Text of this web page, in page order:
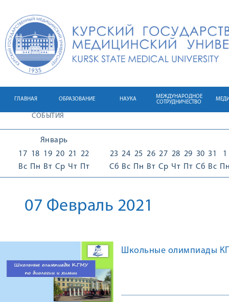
ГЛАВНАЯ ОБРАЗОВАНИЕ НАУКА
МЕЖДУНАРОДНОЕ
СОТРУДНИЧЕСТВО
СОБЫТИЯ
Январь
17
Вс
18
Пн
19
Вт
20
Ср
21
Чт
22
Пт
23
Сб
24
Вс
25
Пн
26
Вт
27
Ср
28
Чт
29
Пт
30
Сб
31
Вс
1
07 Февраль 2021
Школьные олимпиады